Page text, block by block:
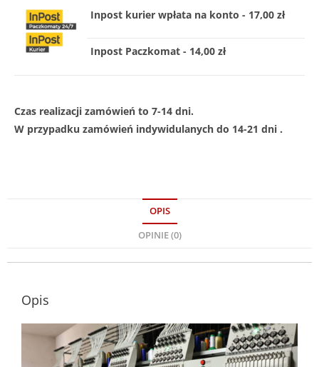
Inpost kurier wpłata na konto - 17,00 zł
Inpost Paczkomat - 14,00 zł
Czas realizacji zamówień to 7-14 dni.
W przypadku zamówień indywidulanych do 14-21 dni .
OPIS
OPINIE (0)
Opis